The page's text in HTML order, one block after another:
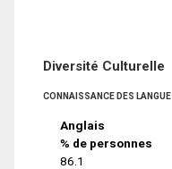
Diversité Culturelle
CONNAISSANCE DES
Anglais
% de personnes
86.1